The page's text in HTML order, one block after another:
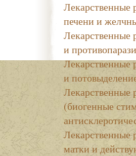
Лекарственные
печени и
Лекарственные
и
Лекарственные
и
Лекарственные
(биогенные
Лекарственные
матки и